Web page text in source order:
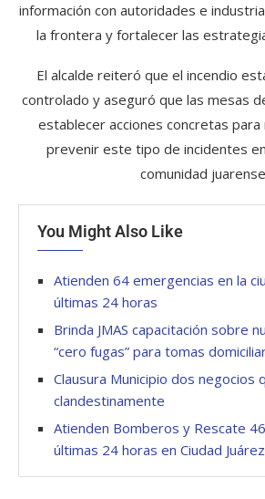
información con autoridades e
la frontera y fortalecer las
El alcalde reiteró que el incendio
controlado y aseguró que las mesas
establecer acciones concretas
prevenir este tipo de incidentes
comunidad
You Might Also Like
Atienden 64 emergencias en la
últimas 24 horas
Brinda JMAS capacitación sobre
“cero fugas” para tomas
Clausura Municipio dos negocios
clandestinamente
Atienden Bomberos y Rescate
últimas 24 horas en Ciudad Juárez